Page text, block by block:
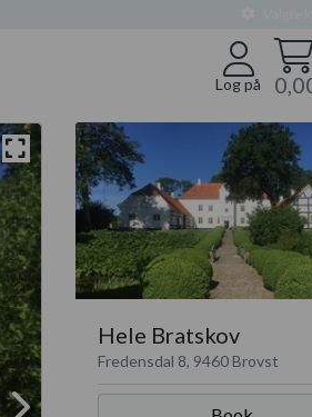
Log på
Hele Bratskov
Fredensdal 8, 9460 Brovst